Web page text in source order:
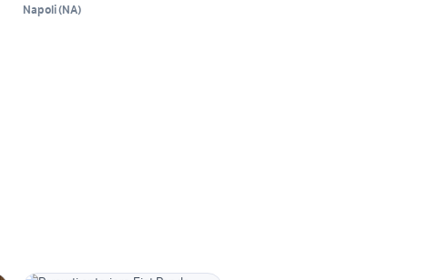
Napoli(NA)